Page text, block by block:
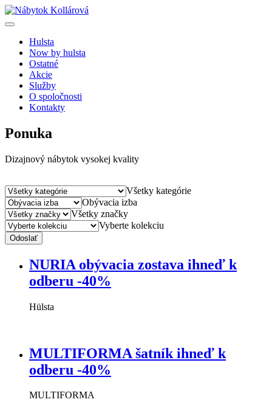
Hulsta
Now by hulsta
Ostatné
Akcie
Služby
O spoločnosti
Kontakty
Ponuka
Dizajnový nábytok vysokej kvality
Všetky kategórie
Obývacia izba
Všetky značky
Vyberte kolekciu
Odoslať
NURIA obývacia zostava ihneď k
odberu -40%
Hülsta
MULTIFORMA šatník ihneď k
odberu -40%
MULTIFORMA